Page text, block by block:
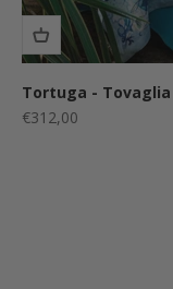
Tortuga - Tovaglia
Prezzo scontato
€312,00